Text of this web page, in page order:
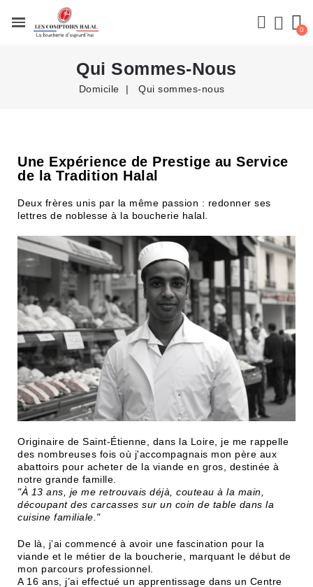
Qui Sommes-Nous
Domicile Qui sommes-nous
Une Expérience de Prestige au Service
de la Tradition Halal
Deux frères unis par la même passion : redonner ses
lettres de noblesse à la boucherie halal.
Originaire de Saint-Étienne, dans la Loire, je me rappelle
des nombreuses fois où j'accompagnais mon père aux
abattoirs pour acheter de la viande en gros, destinée à
notre grande famille.
"À 13 ans, je me retrouvais déjà, couteau à la main,
découpant des carcasses sur un coin de table dans la
cuisine familiale."
De là, j’ai commencé à avoir une fascination pour la
viande et le métier de la boucherie, marquant le début de
mon parcours professionnel.
A 16 ans, j’ai effectué un apprentissage dans un Centre